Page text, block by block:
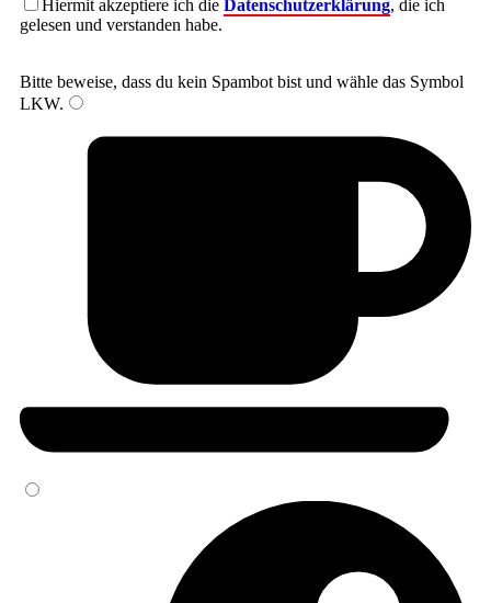
Hiermit akzeptiere ich die Datenschutzerklärung, die ich
gelesen und verstanden habe.
Bitte beweise, dass du kein Spambot bist und wähle das Symbol
LKW.